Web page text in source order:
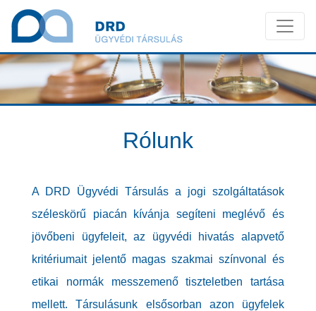
Rólunk
A DRD Ügyvédi Társulás a jogi szolgáltatások
széleskörű piacán kívánja segíteni meglévő és
jövőbeni ügyfeleit, az ügyvédi hivatás alapvető
kritériumait jelentő magas szakmai színvonal és
etikai normák messzemenő tiszteletben tartása
mellett. Társulásunk elsősorban azon ügyfelek